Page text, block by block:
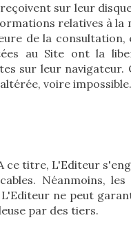
sur leur
relatives à la
de la
au Site ont la
sur leur navigateur.
voire impossible.
ce titre, L'Editeur
Néanmoins,
ne peut
par des tiers.